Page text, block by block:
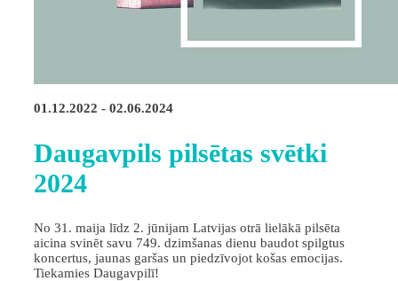
01.12.2022 - 02.06.2024
Daugavpils pilsētas svētki
2024
No 31. maija līdz 2. jūnijam Latvijas otrā lielākā pilsēta
aicina svinēt savu 749. dzimšanas dienu baudot spilgtus
koncertus, jaunas garšas un piedzīvojot košas emocijas.
Tiekamies Daugavpilī!